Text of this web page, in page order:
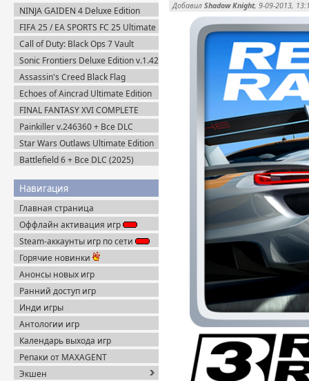
NINJA GAIDEN 4 Deluxe Edition
v.1.0.4.0 (2025) Portable
FIFA 25 / EA SPORTS FC 25 Ultimate
Edition (2024) EA-Rip
Call of Duty: Black Ops 7 Vault
Edition (2025) Steam-Rip
Sonic Frontiers Deluxe Edition v.1.42
+ Все DLC (2022) Пиратка
Assassin's Creed Black Flag
Resynced (2026) Uplay-Rip
Echoes of Aincrad Ultimate Edition
(2026) Steam-Rip
FINAL FANTASY XVI COMPLETE
EDITION v.1.03 (2024) Пиратка
Painkiller v.246360 + Все DLC
(2025) Portable
Star Wars Outlaws Ultimate Edition
(2024) Uplay-Rip
Battlefield 6 + Все DLC (2025)
Навигация
Главная страница
Оффлайн активация игр
Steam-аккаунты игр по сети
Горячие новинки
Анонсы новых игр
Ранний доступ игр
Инди игры
Антологии игр
Календарь выхода игр
Репаки от MAXAGENT
Экшен
Добавил Shadow Knight, 9-09-2013,